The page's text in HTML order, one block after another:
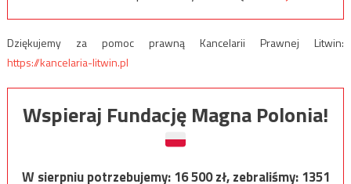
Dziękujemy za pomoc prawną Kancelarii Prawnej Litwin:
https://kancelaria-litwin.pl
Wspieraj Fundację Magna Polonia!
W sierpniu potrzebujemy:16 500zł, zebraliśmy:1351